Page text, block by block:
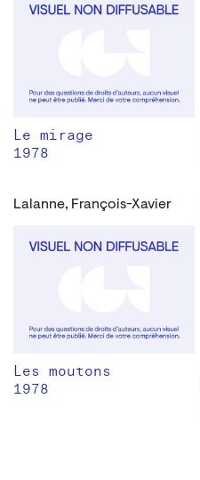
Le mirage
1978
Lalanne, François-Xavier
Les moutons
1978